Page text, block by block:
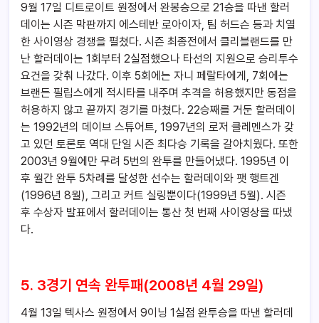
9월 17일 디트로이트 원정에서 완봉승으로 21승을 따낸 할러
데이는 시즌 막판까지 에스테반 로아이자, 팀 허드슨 등과 치열
한 사이영상 경쟁을 펼쳤다. 시즌 최종전에서 클리블랜드를 만
난 할러데이는 1회부터 2실점했으나 타선의 지원으로 승리투수
요건을 갖춰 나갔다. 이후 5회에는 자니 페랄타에게, 7회에는
브랜든 필립스에게 적시타를 내주며 추격을 허용했지만 동점을
허용하지 않고 끝까지 경기를 마쳤다. 22승째를 거둔 할러데이
는 1992년의 데이브 스튜어트, 1997년의 로저 클레멘스가 갖
고 있던 토론토 역대 단일 시즌 최다승 기록을 갈아치웠다. 또한
2003년 9월에만 무려 5번의 완투를 만들어냈다. 1995년 이
후 월간 완투 5차례를 달성한 선수는 할러데이와 팻 행트겐
(1996년 8월), 그리고 커트 실링뿐이다(1999년 5월). 시즌
후 수상자 발표에서 할러데이는 통산 첫 번째 사이영상을 따냈
다.
5. 3경기 연속 완투패(2008년 4월 29일)
4월 13일 텍사스 원정에서 9이닝 1실점 완투승을 따낸 할러데